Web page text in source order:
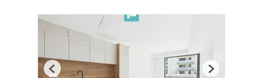
Previous Next